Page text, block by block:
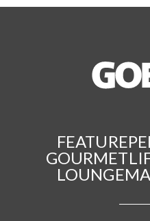
FEATURE
GOURMET
LOUNGE